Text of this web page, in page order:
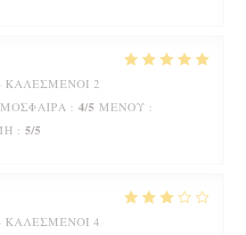
ΚΑΛΕΣΜΈΝΟΙ 2
: 4/5 ΜΕΝΟΎ :
: 5/5
ΚΑΛΕΣΜΈΝΟΙ 4